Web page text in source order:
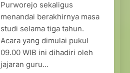
Purworejo sekaligus
menandai berakhirnya masa
studi selama tiga tahun.
Acara yang dimulai pukul
09.00 WIB ini dihadiri oleh
jajaran guru…